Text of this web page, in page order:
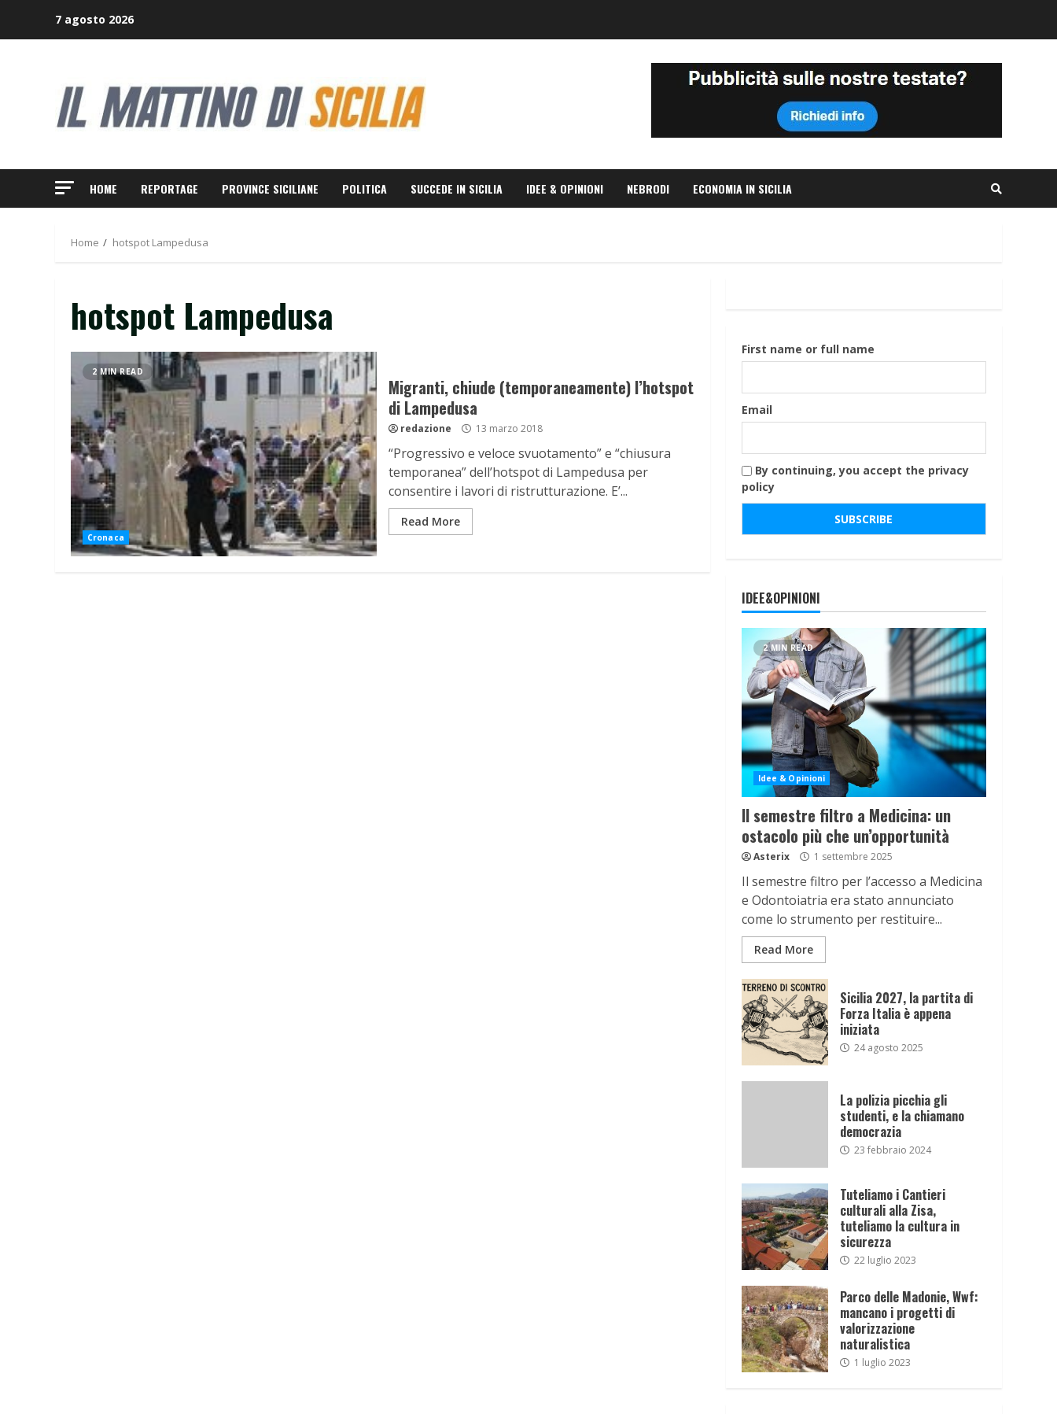
7 agosto 2026
HOME REPORTAGE PROVINCE SICILIANE POLITICA SUCCEDE IN SICILIA IDEE & OPINIONI NEBRODI ECONOMIA IN SICILIA
Home hotspot Lampedusa
hotspot Lampedusa
2 MIN READ
Cronaca
Migranti, chiude (temporaneamente) l’hotspot
di Lampedusa
redazione 13 marzo 2018
“Progressivo e veloce svuotamento” e “chiusura
temporanea” dell’hotspot di Lampedusa per
consentire i lavori di ristrutturazione. E’...
Read More
First name or full name
Email
By continuing, you accept the privacy
policy
IDEE&OPINIONI
2 MIN READ
Idee & Opinioni
Il semestre filtro a Medicina: un
ostacolo più che un’opportunità
Asterix 1 settembre 2025
Il semestre filtro per l’accesso a Medicina
e Odontoiatria era stato annunciato
come lo strumento per restituire...
Read More
Sicilia 2027, la partita di
Forza Italia è appena
iniziata
24 agosto 2025
La polizia picchia gli
studenti, e la chiamano
democrazia
23 febbraio 2024
Tuteliamo i Cantieri
culturali alla Zisa,
tuteliamo la cultura in
sicurezza
22 luglio 2023
Parco delle Madonie, Wwf:
mancano i progetti di
valorizzazione
naturalistica
1 luglio 2023